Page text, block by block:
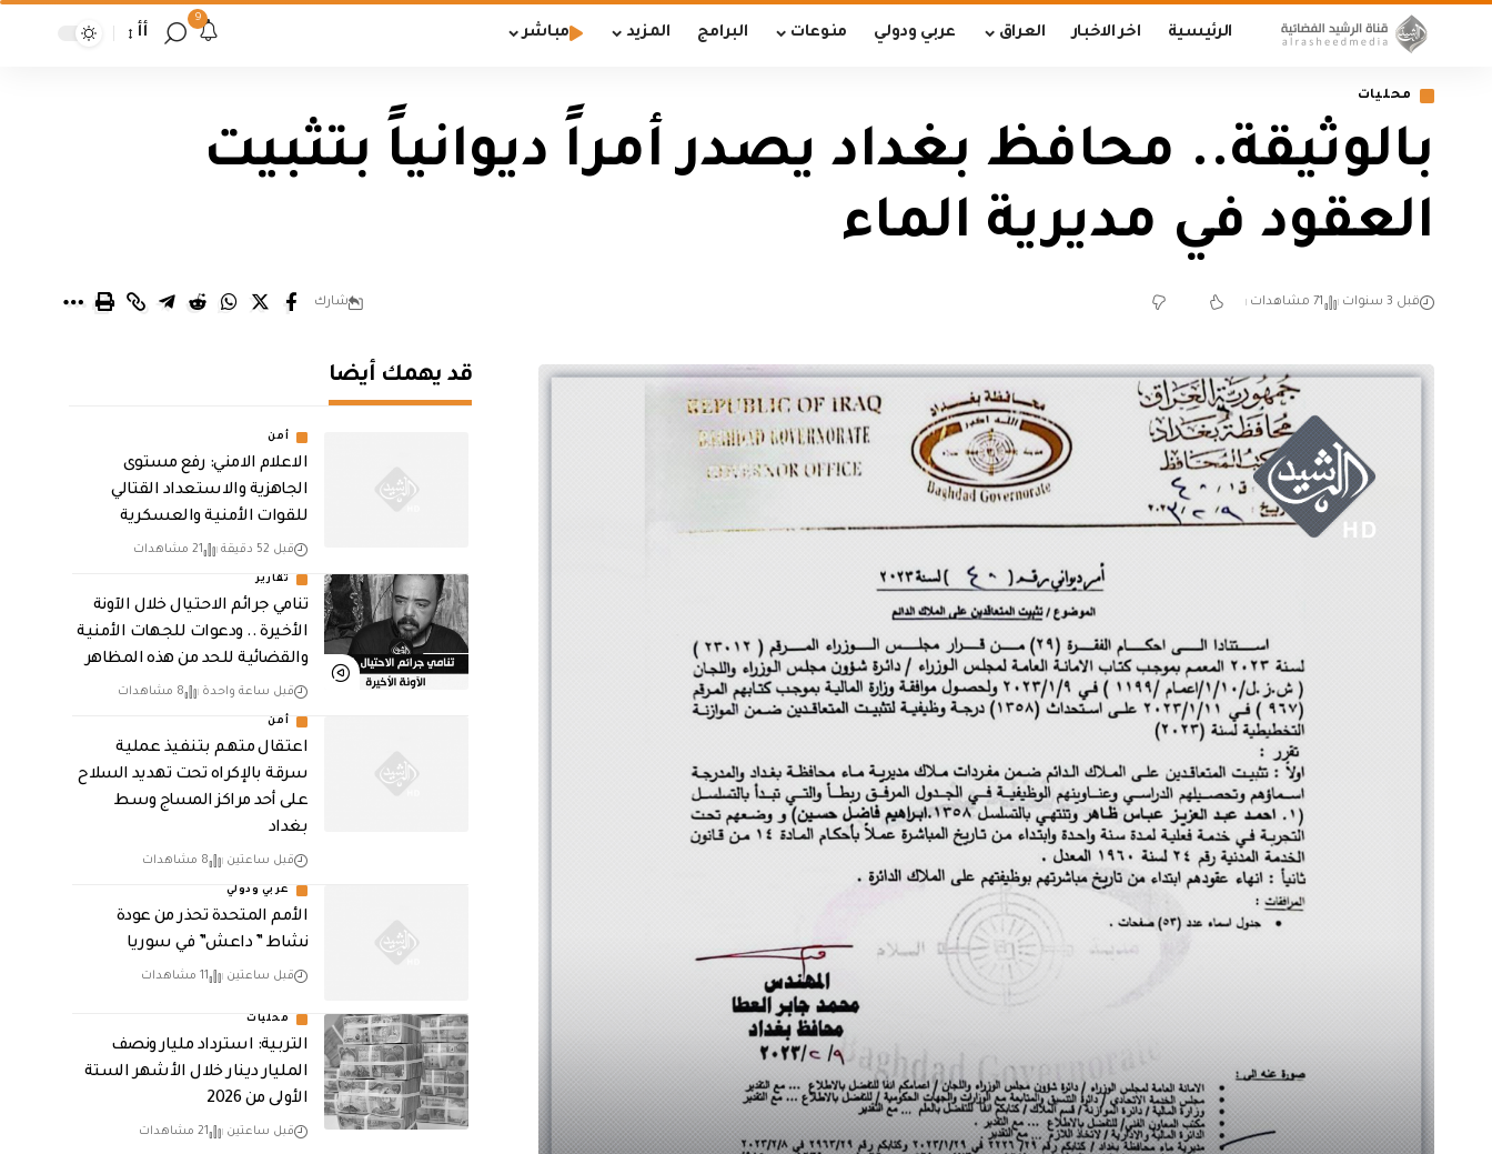
الرئيسية اخر الاخبار العراق عربي ودولي منوعات البرامج المزيد مباشر
9
أأ
محليات
بالوثيقة.. محافظ بغداد يصدر أمراً ديوانياً بتثبيت
العقود في مديرية الماء
قبل 3 سنوات 71 مشاهدات شارك
قد يهمك أيضا
أمن
الاعلام الامني: رفع مستوى
الجاهزية والاستعداد القتالي
للقوات الأمنية والعسكرية
قبل 52 دقيقة 21 مشاهدات
تقارير
تنامي جرائم الاحتيال خلال الآونة
الأخيرة .. ودعوات للجهات الأمنية
والقضائية للحد من هذه المظاهر
قبل ساعة واحدة 8 مشاهدات
أمن
اعتقال متهم بتنفيذ عملية
سرقة بالإكراه تحت تهديد السلاح
على أحد مراكز المساج وسط
بغداد
قبل ساعتين 8 مشاهدات
عربي ودولي
الأمم المتحدة تحذر من عودة
نشاط ” داعش” في سوريا
قبل ساعتين 11 مشاهدات
محليات
التربية: استرداد مليار ونصف
المليار دينار خلال الأشهر الستة
الأولى من 2026
قبل ساعتين 21 مشاهدات